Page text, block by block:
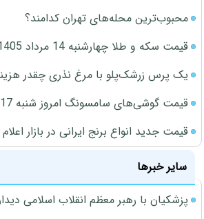
محبوب‌ترین محله‌های تهران کدامند؟
قیمت سکه و طلا چهارشنبه 14 مرداد 1405
یک پرس زرشک‌پلو با مرغ نذری چقدر
قیمت گوشی‌های سامسونگ امروز شنبه 17 مرداد 1405
قیمت جدید انواع برنج ایرانی در بازار اعلام شد 1405/
سایر خبرها
پزشکیان با رهبر معظم انقلاب اسلامی